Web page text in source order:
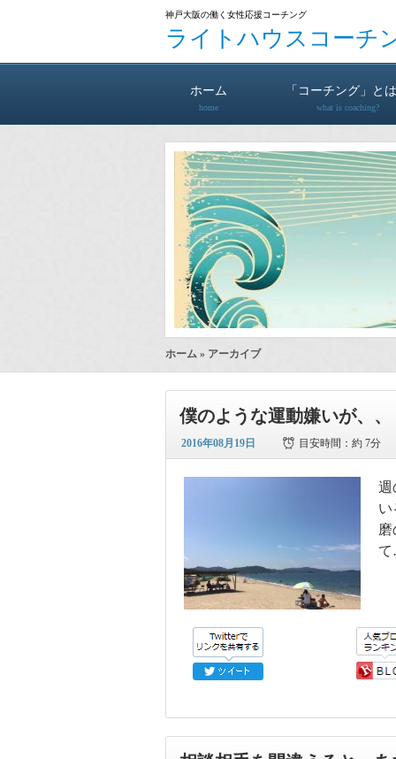
神戸大阪の働く女性応援コーチング
ライトハウスコーチ
ホーム
home
「コーチング」と
what is coaching?
ホーム » アーカイブ
僕のような運動嫌いが、、
2016年08月19日 目安時間：約 7分
週